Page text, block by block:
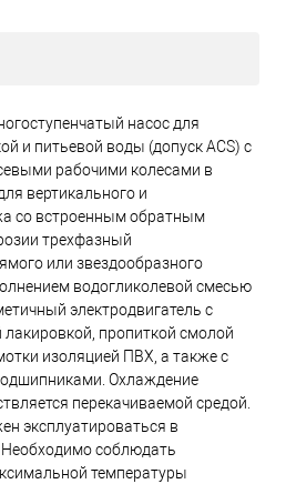
насос для
и питьевой воды (допуск ACS) с
рабочими колесами в
вертикального и
со встроенным обратным
трехфазный
или звездообразного
водогликолевой смесью
электродвигатель с
пропиткой смолой
изоляцией ПВХ, а также с
Охлаждение
перекачиваемой средой.
эксплуатироваться в
соблюдать
температуры